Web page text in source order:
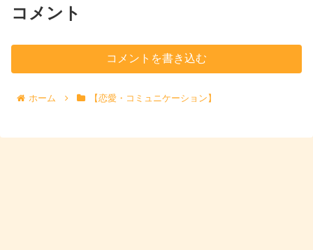
コメント
コメントを書き込む
ホーム 【恋愛・コミュニケーション】